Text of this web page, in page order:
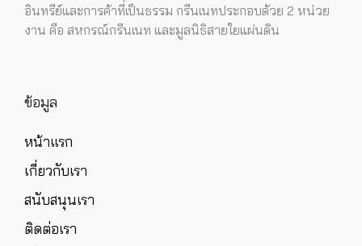
อินทรีย์และการค้าที่เป็นธรรม กรีนเนทประกอบด้วย 2 หน่วย
งาน คือ สหกรณ์กรีนเนท และมูลนิธิสายใยแผ่นดิน
ข้อมูล
หน้าแรก
เกี่ยวกับเรา
สนับสนุนเรา
ติดต่อเรา